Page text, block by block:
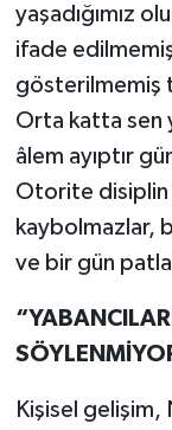
yaşadığımız
ifade
gösterilmemiş
Orta katta sen
âlem ayıptır
Otorite disiplin
kaybolmazlar,
ve bir gün
Kişisel